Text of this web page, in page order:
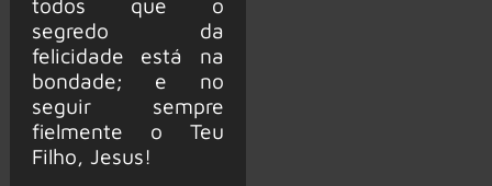
segredo da
felicidade está na
bondade; e no
seguir sempre
fielmente o Teu
Filho, Jesus!